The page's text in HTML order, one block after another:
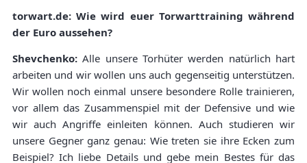
torwart.de: Wie wird euer Torwarttraining während
der Euro aussehen?
Shevchenko:Alle unsere Torhüter werden natürlich hart
arbeiten und wir wollen uns auch gegenseitig unterstützen.
Wir wollen noch einmal unsere besondere Rolle trainieren,
vor allem das Zusammenspiel mit der Defensive und wie
wir auch Angriffe einleiten können. Auch studieren wir
unsere Gegner ganz genau: Wie treten sie ihre Ecken zum
Beispiel? Ich liebe Details und gebe mein Bestes für das